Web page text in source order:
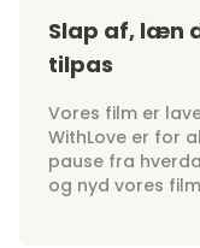
Slap af, læn
tilpas
Vores film er
WithLove er for
pause fra
og nyd vores